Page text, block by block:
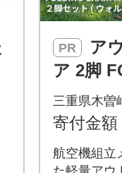
PR
ア 2脚
IR MB
ールナ
三重県木曽
寄付金額
航空機組立